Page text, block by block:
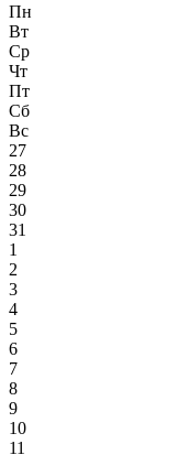
Пн
Вт
Ср
Чт
Пт
Сб
Вс
27
28
29
30
31
1
2
3
4
5
6
7
8
9
10
11